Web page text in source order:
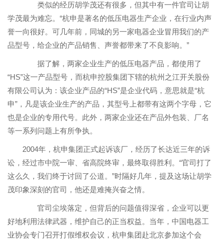
类似的经历胡学茂还有很多，但其中有一件官司让胡
学茂最为难忘。 “杭申是著名的低压电器生产企业，在行业内声
誉一向很好。可几年前，同城的另一家电器企业冒用我们的产
品型号，给企业的产品销售、声誉都带来了不良影响。 ”
据了解，两家企业生产的低压电器产品，都使用了
“HS”这一产品型号，而杭申控股集团下辖的杭州之江开关股份
有限公司认为：该企业产品的“HS”是企业代码，意思就是“杭
申” ，凡是该企业生产的产品，其型号上都带有这两个字母，它
也是企业的专用代号。此外，两家企业还在产品外包装、厂名
等一系列问题上有所争执。
2004年，杭申集团正式起诉该厂，经历了长达近三年的诉
讼，经过市中院一审、省高院终审，最终取得胜利。 “官司打了
这么久，我们终于讨回了公道。 ”时隔好几年，提及这场让胡学
茂印象深刻的官司，他还是难掩兴奋之情。
官司尘埃落定，但背后的问题值得深省，企业可以更
好地利用法律武器，维护自己的正当权益。当年，中国电器工
业协会专门召开打假维权会议，杭申集团赴北京参加这个会